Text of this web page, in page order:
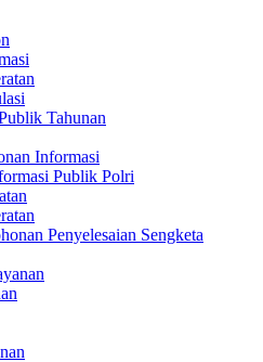
Tahunan
Informasi
Publik Polri
Penyelesaian Sengketa